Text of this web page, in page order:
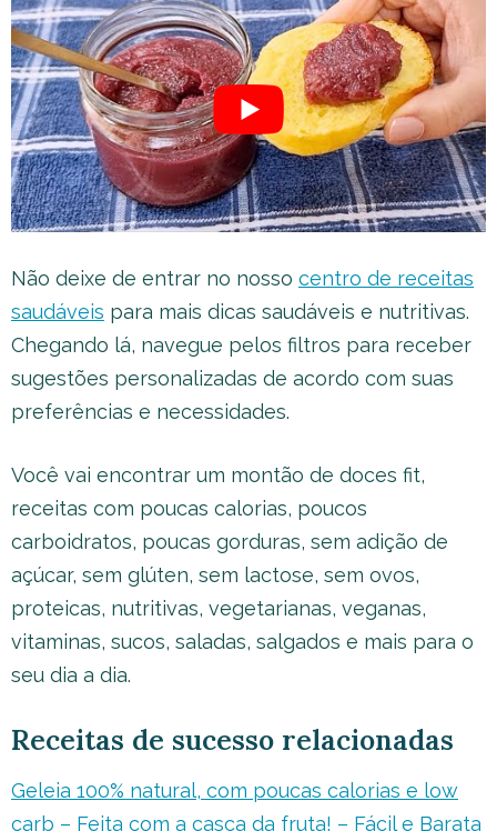
Não deixe de entrar no nosso centro de receitas
saudáveis para mais dicas saudáveis e nutritivas.
Chegando lá, navegue pelos filtros para receber
sugestões personalizadas de acordo com suas
preferências e necessidades.
Você vai encontrar um montão de doces fit,
receitas com poucas calorias, poucos
carboidratos, poucas gorduras, sem adição de
açúcar, sem glúten, sem lactose, sem ovos,
proteicas, nutritivas, vegetarianas, veganas,
vitaminas, sucos, saladas, salgados e mais para o
seu dia a dia.
Receitas de sucesso relacionadas
Geleia 100% natural, com poucas calorias e low
carb – Feita com a casca da fruta! – Fácil e Barata